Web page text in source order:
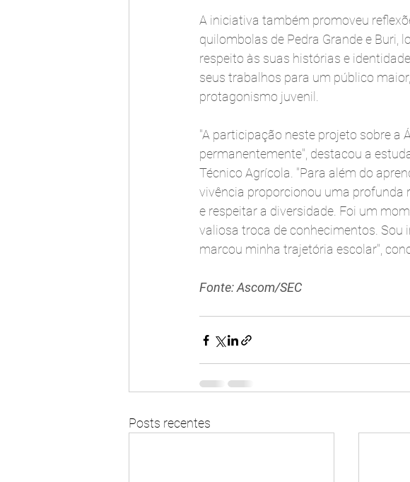
A iniciativa também promoveu
quilombolas de Pedra Grande e Buri,
respeito às suas histórias e
seus trabalhos para um público
protagonismo juvenil.
"A participação neste projeto sobre a
permanentemente", destacou a
Técnico Agrícola. "Para além do
vivência proporcionou uma profunda
e respeitar a diversidade. Foi um
valiosa troca de conhecimentos. Sou
marcou minha trajetória escolar",
Fonte: Ascom/SEC
Posts recentes